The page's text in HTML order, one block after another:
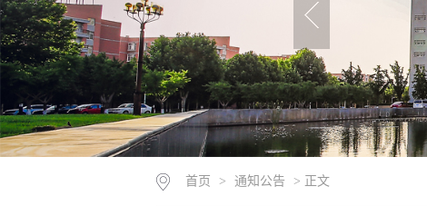
首页 > 通知公告 > 正文